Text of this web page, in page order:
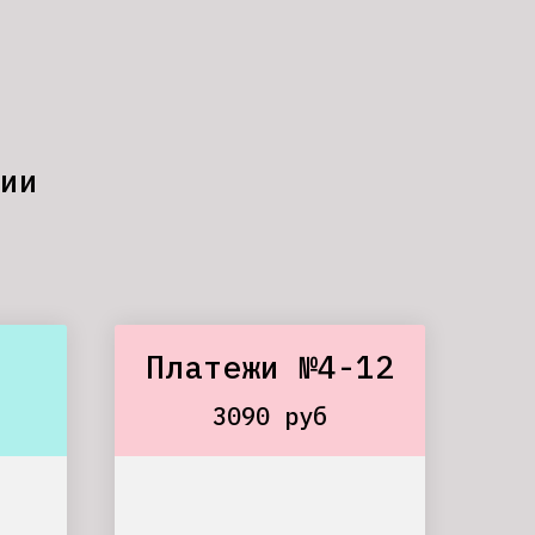
Платежи №4-12
3090 руб